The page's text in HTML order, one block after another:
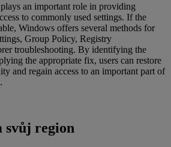
an important role in providing
to commonly used settings. If the
Windows offers several methods for
Group Policy, Registry
troubleshooting. By identifying the
the appropriate fix, users can restore
and regain access to an important part of
svůj region